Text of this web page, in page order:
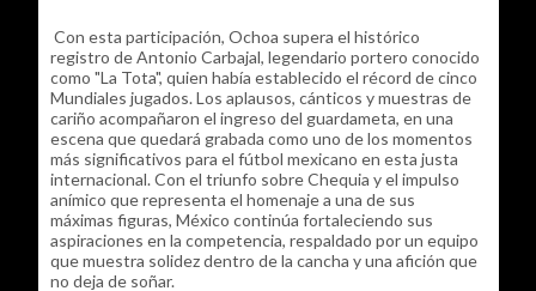
Con esta participación, Ochoa supera el histórico
registro de Antonio Carbajal, legendario portero conocido
como "La Tota", quien había establecido el récord de cinco
Mundiales jugados. Los aplausos, cánticos y muestras de
cariño acompañaron el ingreso del guardameta, en una
escena que quedará grabada como uno de los momentos
más significativos para el fútbol mexicano en esta justa
internacional. Con el triunfo sobre Chequia y el impulso
anímico que representa el homenaje a una de sus
máximas figuras, México continúa fortaleciendo sus
aspiraciones en la competencia, respaldado por un equipo
que muestra solidez dentro de la cancha y una afición que
no deja de soñar.